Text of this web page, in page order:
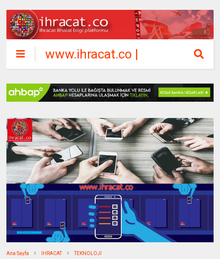
www.ihracat.co |
ihracat ithalat
bilgi platformu
Ana Sayfa İHRACAT TEKNOLOJİ